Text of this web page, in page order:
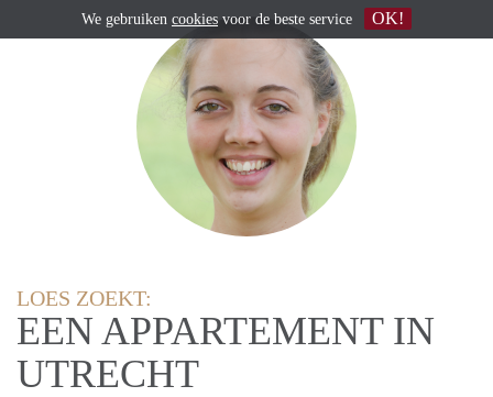
LOES ZOEKT:
EEN APPARTEMENT IN
UTRECHT
We gebruiken cookies voor de beste service OK!